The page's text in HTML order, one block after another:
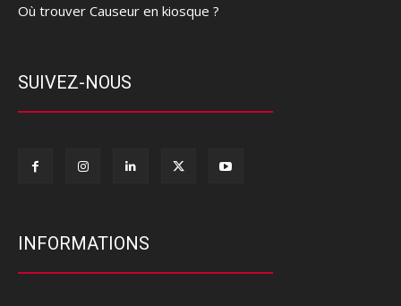
Où trouver Causeur en kiosque ?
SUIVEZ-NOUS
INFORMATIONS